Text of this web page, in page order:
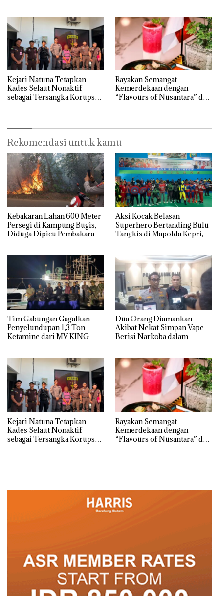
Kejari Natuna Tetapkan
Kades Selaut Nonaktif
sebagai Tersangka Korupsi
Rayakan Semangat
Kemerdekaan dengan
“Flavours of Nusantara” di
Rekomendasi untuk kamu
Kebakaran Lahan 600 Meter
Persegi di Kampung Bugis,
Diduga Dipicu Pembakaran
Aksi Kocak Belasan
Superhero Bertanding Bulu
Tangkis di Mapolda Kepri,
Tim Gabungan Gagalkan
Penyelundupan 1,3 Ton
Ketamine dari MV KING
Dua Orang Diamankan
Akibat Nekat Simpan Vape
Berisi Narkoba dalam
Kejari Natuna Tetapkan
Kades Selaut Nonaktif
sebagai Tersangka Korupsi
Rayakan Semangat
Kemerdekaan dengan
“Flavours of Nusantara” di